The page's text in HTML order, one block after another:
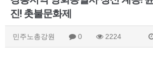
진! 촛불문화제
민주노총강원 0 2224